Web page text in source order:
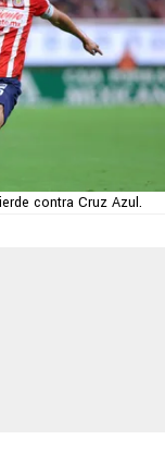
contra Cruz Azul.